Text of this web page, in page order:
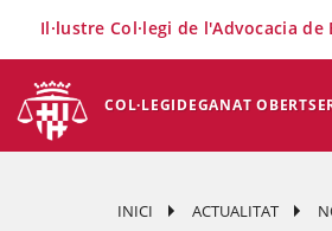
COL·LEGIDEGANAT OBERT
Il·lustre Col·legi de l'Advocacia de
INICI ACTUALITAT